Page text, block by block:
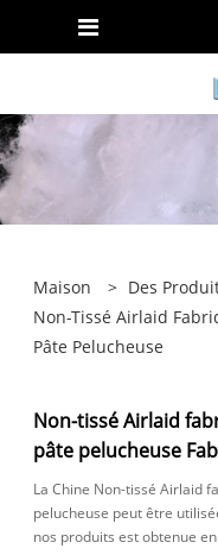
Maison > Des
Non-Tissé Airlaid
Pâte Pelucheuse
Non-tissé Airlaid
pâte pelucheuse
La Chine Non-tissé Airlaid
pelucheuse peut être
nos produits est obtenue